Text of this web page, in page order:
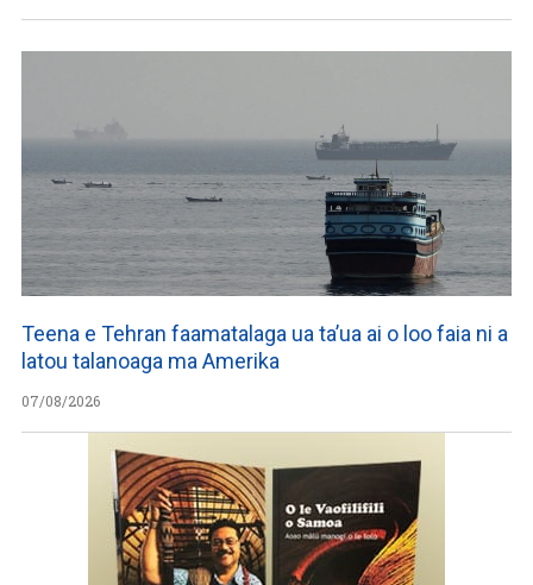
Teena e Tehran faamatalaga ua ta’ua ai o loo faia ni a
latou talanoaga ma Amerika
07/08/2026